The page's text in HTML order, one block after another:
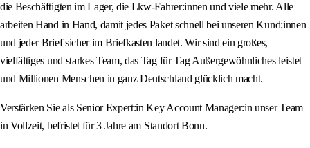
die Beschäftigten im Lager, die Lkw-Fahrer:innen und viele mehr. Alle
arbeiten Hand in Hand, damit jedes Paket schnell bei unseren Kund:innen
und jeder Brief sicher im Briefkasten landet. Wir sind ein großes,
vielfältiges und starkes Team, das Tag für Tag Außergewöhnliches leistet
und Millionen Menschen in ganz Deutschland glücklich macht.
Verstärken Sie als Senior Expert:in Key Account Manager:in unser Team
in Vollzeit, befristet für 3 Jahre am Standort Bonn.